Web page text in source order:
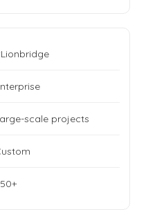
Lionbridge
scale projects